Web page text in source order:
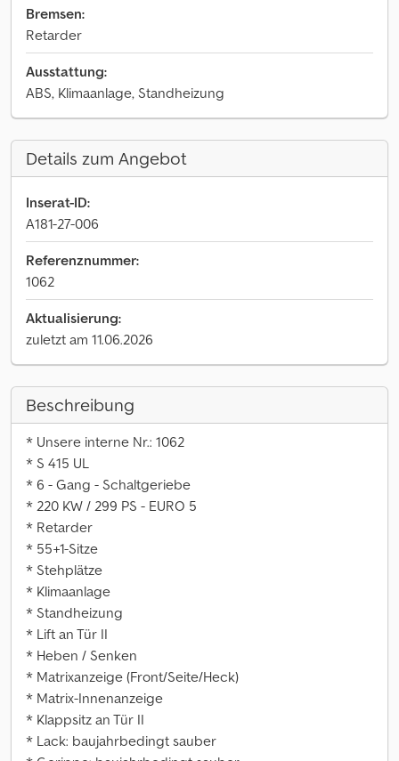
Bremsen:
Retarder
Ausstattung:
ABS, Klimaanlage, Standheizung
Details zum Angebot
Inserat-ID:
A181-27-006
Referenznummer:
1062
Aktualisierung:
zuletzt am 11.06.2026
Beschreibung
* Unsere interne Nr.: 1062
* S 415 UL
* 6 - Gang - Schaltgeriebe
* 220 KW / 299 PS - EURO 5
* Retarder
* 55+1-Sitze
* Stehplätze
* Klimaanlage
* Standheizung
* Lift an Tür II
* Heben / Senken
* Matrixanzeige (Front/Seite/Heck)
* Matrix-Innenanzeige
* Klappsitz an Tür II
* Lack: baujahrbedingt sauber